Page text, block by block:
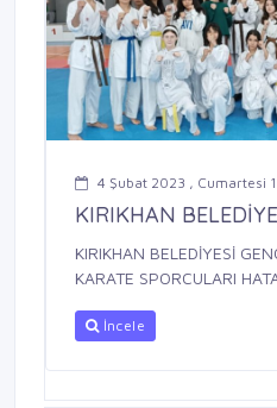
4 Şubat 2023 , Cumartesi
KIRIKHAN
KIRIKHAN BELEDİYESİ
KARATE SPORCULARI
İncele